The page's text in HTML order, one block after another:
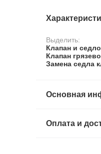
Выделить:
Клапан и
Клапан
Замена седла
Основная
Оплата и